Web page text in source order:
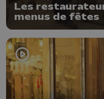
Les
menus de fêtes